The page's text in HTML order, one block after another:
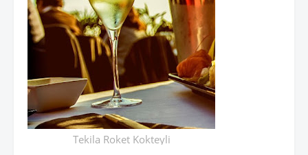
Tekila Roket Kokteyli